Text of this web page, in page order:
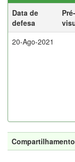
Data de
defesa
Pré-
20-Ago-2021
Compartilhamento